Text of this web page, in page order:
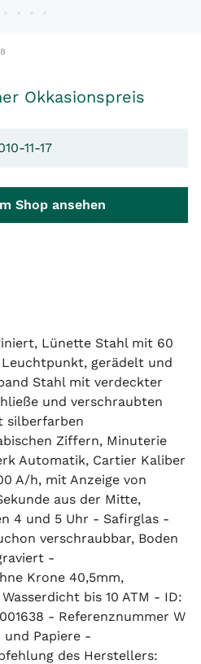
Okkasionspreis
11-17
Shop ansehen
Lünette Stahl mit 60
gerädelt und
Stahl mit verdeckter
und verschraubten
silberfarben
Ziffern, Minuterie
Automatik, Cartier Kaliber
A/h, mit Anzeige von
aus der Mitte,
4 und 5 Uhr - Safirglas -
verschraubbar, Boden
-
Krone 40,5mm,
bis 10 ATM - ID:
- Referenznummer W
und Papiere -
des Herstellers: